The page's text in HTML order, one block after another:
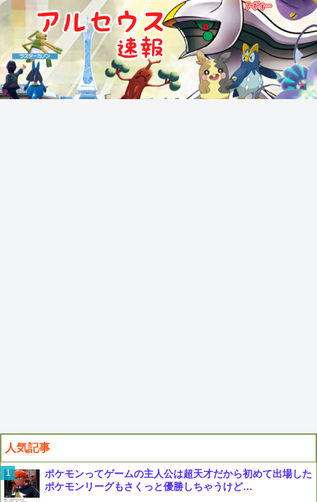
人気記事
ポケモンってゲームの主人公は超天才だから初めて出場した
ポケモンリーグもさくっと優勝しちゃうけど…